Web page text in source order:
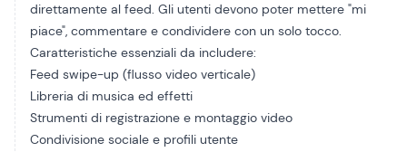
direttamente al feed. Gli utenti devono poter mettere "mi
piace", commentare e condividere con un solo tocco.
Caratteristiche essenziali da includere:
Feed swipe-up (flusso video verticale)
Libreria di musica ed effetti
Strumenti di registrazione e montaggio video
Condivisione sociale e profili utente